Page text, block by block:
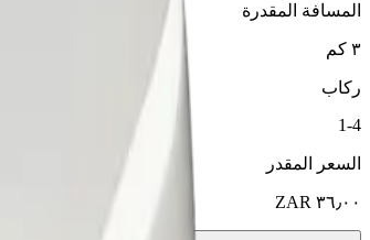
المسافة المقدرة
٣ كم
ركاب
1-4
السعر المقدر